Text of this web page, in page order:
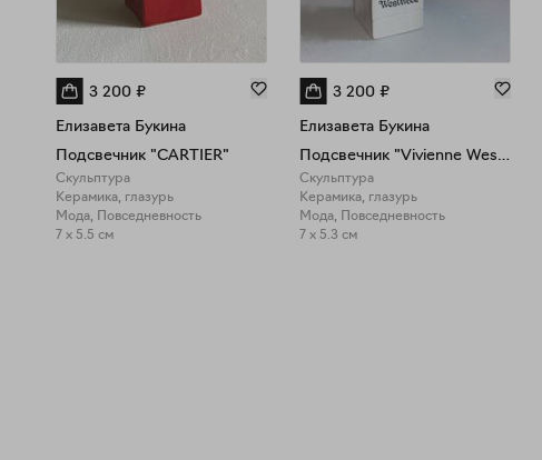
3 200 ₽
Елизавета Букина
Подсвечник "CARTIER"
Скульптура
Керамика, глазурь
Мода, Повседневность
7 x 5.5 см
3 200 ₽
Елизавета Букина
Подсвечник "Vivienne Westwood"
Скульптура
Керамика, глазурь
Мода, Повседневность
7 x 5.3 см